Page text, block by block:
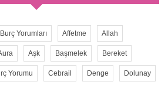
Yorumları Affetme Allah
Aşk Başmelek Bereket
Yorumu Cebrail Denge Dolunay